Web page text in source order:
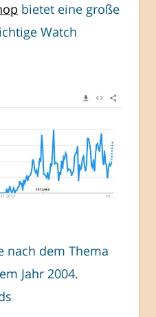
bietet eine große
Watch
nach dem Thema
Jahr 2004.